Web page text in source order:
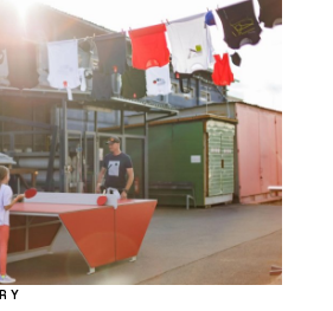
na zakázku - DEVOTO